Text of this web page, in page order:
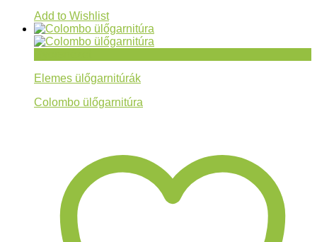
Add to Wishlist
Elemes ülőgarnitúrák
Colombo ülőgarnitúra